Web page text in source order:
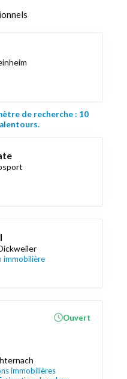
de recherche : 10
immobilière
immobilières
Ouvert